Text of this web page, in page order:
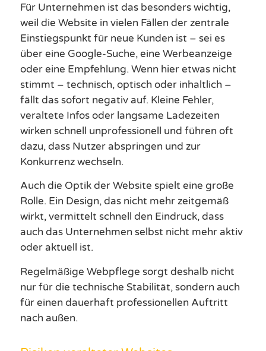
Für Unternehmen ist das besonders wichtig,
weil die Website in vielen Fällen der zentrale
Einstiegspunkt für neue Kunden ist – sei es
über eine Google-Suche, eine Werbeanzeige
oder eine Empfehlung. Wenn hier etwas nicht
stimmt – technisch, optisch oder inhaltlich –
fällt das sofort negativ auf. Kleine Fehler,
veraltete Infos oder langsame Ladezeiten
wirken schnell unprofessionell und führen oft
dazu, dass Nutzer abspringen und zur
Konkurrenz wechseln.
Auch die Optik der Website spielt eine große
Rolle. Ein Design, das nicht mehr zeitgemäß
wirkt, vermittelt schnell den Eindruck, dass
auch das Unternehmen selbst nicht mehr aktiv
oder aktuell ist.
Regelmäßige Webpflege sorgt deshalb nicht
nur für die technische Stabilität, sondern auch
für einen dauerhaft professionellen Auftritt
nach außen.